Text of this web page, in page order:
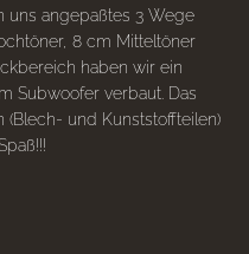
uns angepaßtes 3 Wege
8 cm Mitteltöner
haben wir ein
Subwoofer verbaut. Das
(Blech- und Kunststoffteilen)